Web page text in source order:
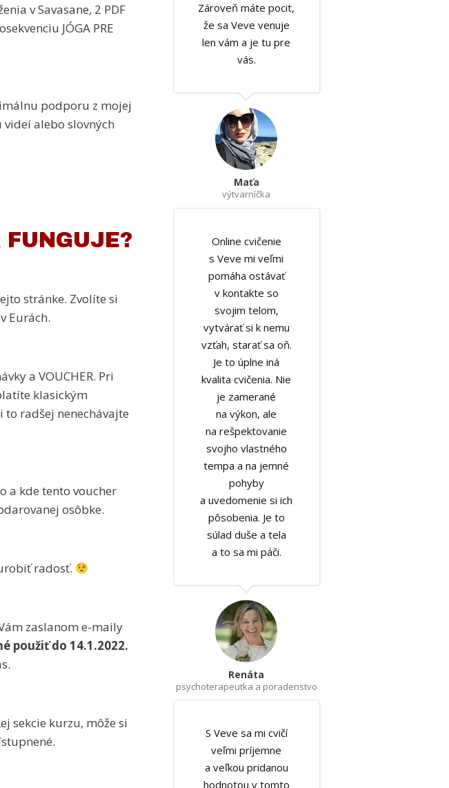
v Savasane, 2 PDF
JÓGA PRE
podporu z mojej
alebo slovných
stránke. Zvolíte si
Eurách.
a VOUCHER. Pri
klasickým
to radšej nenechávajte
a kde tento voucher
osôbke.
radosť.
zaslanom e-maily
použiť do 14.1.2022.
sekcie kurzu, môže si
Zároveň máte pocit,
že sa Veve venuje
len vám a je tu pre
vás.
Maťa
výtvarníčka
Online cvičenie
s Veve mi veľmi
pomáha ostávať
v kontakte so
svojim telom,
vytvárať si k nemu
vzťah, starať sa oň.
Je to úplne iná
kvalita cvičenia. Nie
je zamerané
na výkon, ale
na rešpektovanie
svojho vlastného
tempa a na jemné
pohyby
a uvedomenie si ich
pôsobenia. Je to
súlad duše a tela
a to sa mi páči.
Renáta
psychoterapeutka a poradenstvo
S Veve sa mi cvičí
veľmi príjemne
a veľkou pridanou
hodnotou v tomto